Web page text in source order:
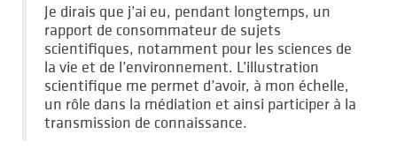
Je dirais que j’ai eu, pendant longtemps, un
rapport de consommateur de sujets
scientifiques, notamment pour les sciences de
la vie et de l’environnement. L’illustration
scientifique me permet d’avoir, à mon échelle,
un rôle dans la médiation et ainsi participer à la
transmission de connaissance.